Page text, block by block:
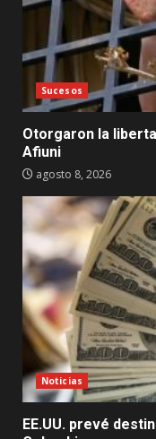
Sucesos
Otorgaron la
Afiuni
agosto 8, 2026
Noticias
EE.UU. prevé